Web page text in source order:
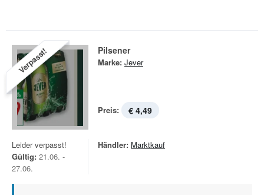
Verpasst! Pilsener
Marke: Jever
Preis: € 4,49
Leider verpasst!
Gültig: 21.06. -
27.06.
Händler: Marktkauf